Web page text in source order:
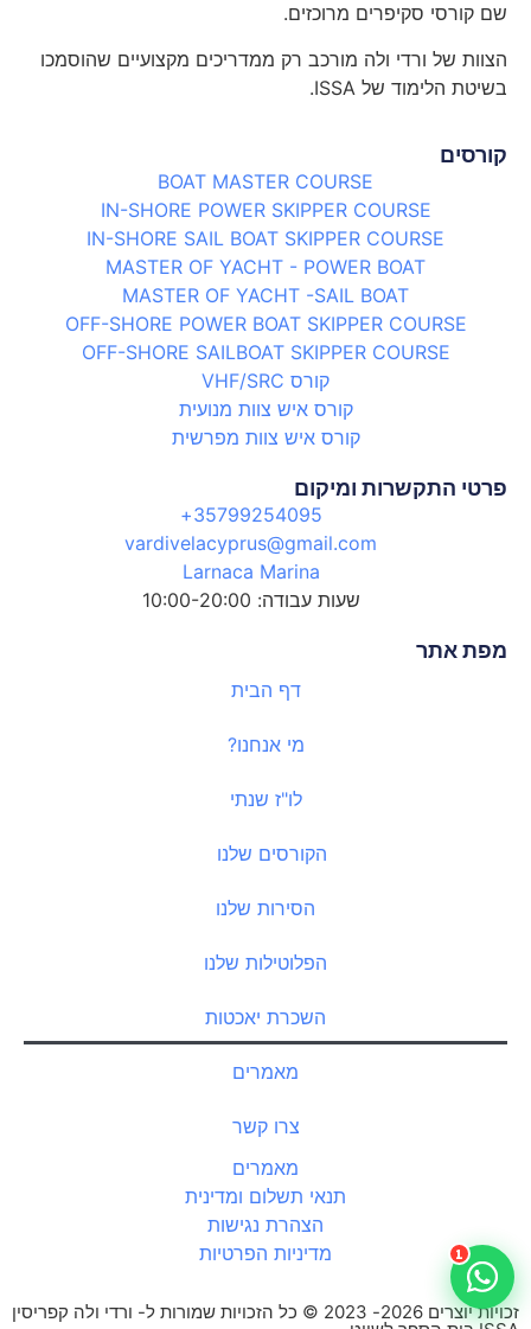
שם קורסי סקיפרים מרוכזים.
הצוות של ורדי ולה מורכב רק ממדריכים מקצועיים שהוסמכו
בשיטת הלימוד של ISSA.
מפת אתר
דף הבית
מי אנחנו?
לו"ז שנתי
הקורסים שלנו
הסירות שלנו
הפלוטילות שלנו
השכרת יאכטות
מאמרים
צרו קשר
מאמרים
תנאי תשלום ומדינית
הצהרת נגישות
מדיניות הפרטיות
פרטי התקשרות ומיקום
35799254095+
vardivelacyprus@gmail.com
Larnaca Marina
שעות עבודה: 10:00-20:00
קורסים
BOAT MASTER COURSE
IN-SHORE POWER SKIPPER COURSE
IN-SHORE SAIL BOAT SKIPPER COURSE
MASTER OF YACHT - POWER BOAT
MASTER OF YACHT -SAIL BOAT
OFF-SHORE POWER BOAT SKIPPER COURSE
OFF-SHORE SAILBOAT SKIPPER COURSE
קורס VHF/SRC
קורס איש צוות מנועית
קורס איש צוות מפרשית
זכויות יוצרים 2026- 2023 © כל הזכויות שמורות ל- ורדי ולה קפריסין
1